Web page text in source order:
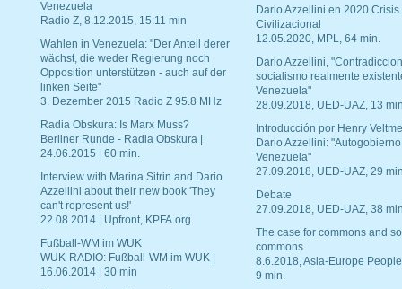
Venezuela
Radio Z, 8.12.2015, 15:11 min
Wahlen in Venezuela: "Der Anteil derer
wächst, die weder Regierung noch
Opposition unterstützen - auch auf der
linken Seite"
3. Dezember 2015 Radio Z 95.8 MHz
Radia Obskura: Is Marx Muss?
Berliner Runde - Radia Obskura |
24.06.2015 | 60 min.
Interview with Marina Sitrin and Dario
Azzellini about their new book 'They
can't represent us!'
22.08.2014 | Upfront, KPFA.org
Fußball-WM im WUK
WUK-RADIO: Fußball-WM im WUK |
16.06.2014 | 30 min
Dario Azzellini en 2020 Crisis
Civilizacional
12.05.2020, MPL, 64 min.
Dario Azzellini,
socialismo realmente
Venezuela"
28.09.2018, UED-UAZ, 13
Introducción por Henry
Dario Azzellini:
Venezuela"
27.09.2018, UED-UAZ, 29
Debate
27.09.2018, UED-UAZ, 38
The case for commons and
commons
8.6.2018, Asia-Europe
9 min.